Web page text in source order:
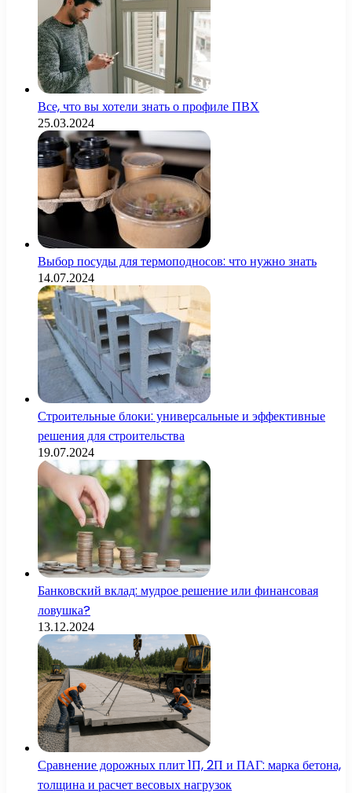
Все, что вы хотели знать о профиле ПВХ
25.03.2024
Выбор посуды для термоподносов: что нужно знать
14.07.2024
Строительные блоки: универсальные и эффективные
решения для строительства
19.07.2024
Банковский вклад: мудрое решение или финансовая
ловушка?
13.12.2024
Сравнение дорожных плит 1П, 2П и ПАГ: марка бетона,
толщина и расчет весовых нагрузок